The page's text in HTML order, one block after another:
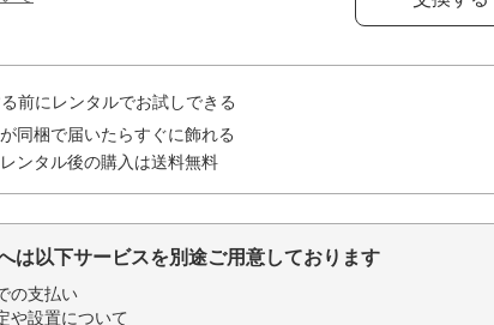
前にレンタルでお試しできる
同梱で届いたらすぐに飾れる
ンタル後の購入は送料無料
は以下サービスを別途ご用意しております
の支払い
や設置について